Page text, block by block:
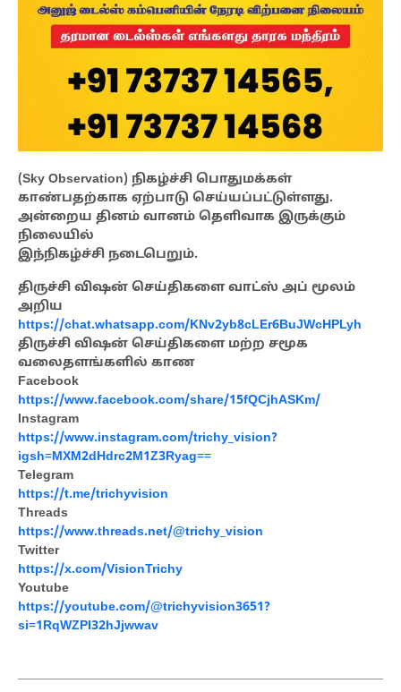
(Sky Observation) நிகழ்ச்சி பொதுமக்கள்
காண்பதற்காக ஏற்பாடு செய்யப்பட்டுள்ளது.
அன்றைய தினம் வானம் தெளிவாக இருக்கும்
நிலையில்
இந்நிகழ்ச்சி நடைபெறும்.
திருச்சி விஷன் செய்திகளை வாட்ஸ் அப் மூலம்
அறிய
https://chat.whatsapp.com/KNv2yb8cLEr6BuJWcHPLyh
திருச்சி விஷன் செய்திகளை மற்ற சமூக
வலைதளங்களில் காண
Facebook
https://www.facebook.com/share/15fQCjhASKm/
Instagram
https://www.instagram.com/trichy_vision?
igsh=MXM2dHdrc2M1Z3Ryag==
Telegram
https://t.me/trichyvision
Threads
https://www.threads.net/@trichy_vision
Twitter
https://x.com/VisionTrichy
Youtube
https://youtube.com/@trichyvision3651?
si=1RqWZPI32hJjwwav